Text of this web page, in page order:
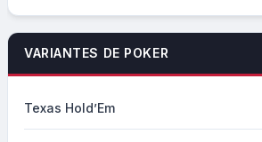
VARIANTES DE POKER
Texas Hold’Em